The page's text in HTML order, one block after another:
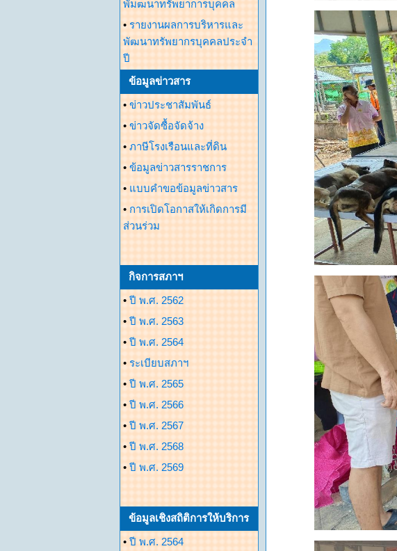
พัมฒนาทรัพยาการบุคคล
• รายงานผลการบริหารและ
พัฒนาทรัพยากรบุคคลประจำ
ปี
ข้อมูลข่าวสาร
• ข่าวประชาสัมพันธ์
• ข่าวจัดซื้อจัดจ้าง
• ภาษีโรงเรือนและที่ดิน
• ข้อมูลข่าวสารราชการ
• แบบคำขอข้อมูลข่าวสาร
• การเปิดโอกาสให้เกิดการมี
ส่วนร่วม
กิจการสภาฯ
• ปี พ.ศ. 2562
• ปี พ.ศ. 2563
• ปี พ.ศ. 2564
• ระเบียบสภาฯ
• ปี พ.ศ. 2565
• ปี พ.ศ. 2566
• ปี พ.ศ. 2567
• ปี พ.ศ. 2568
• ปี พ.ศ. 2569
ข้อมูลเชิงสถิติการให้บริการ
• ปี พ.ศ. 2564